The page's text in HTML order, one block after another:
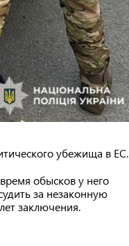
убежища в ЕС.
обысков у него
за незаконную
заключения.